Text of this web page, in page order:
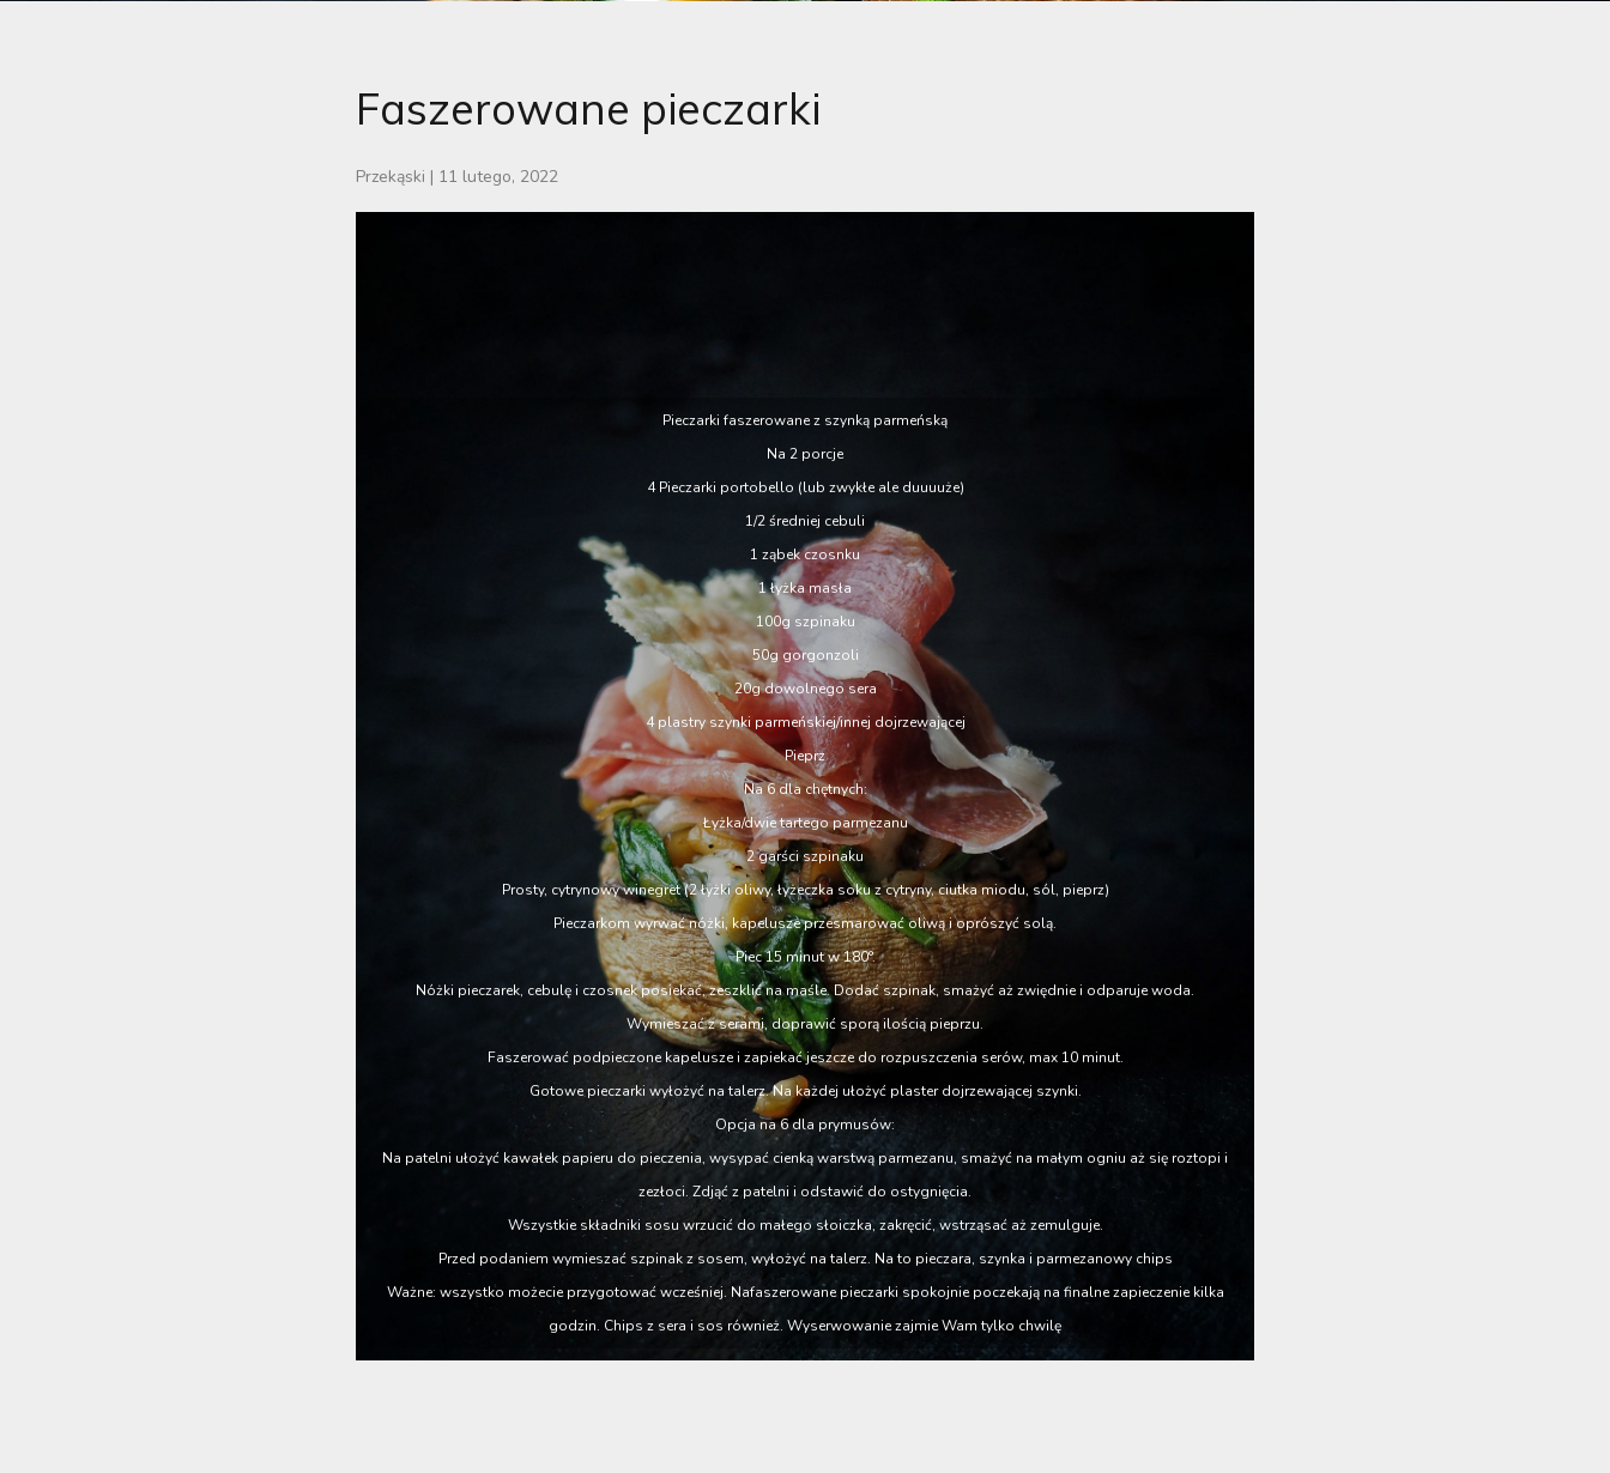
Faszerowane pieczarki
Przekąski | 11 lutego, 2022
Pieczarki faszerowane z szynką parmeńską
Na 2 porcje
4 Pieczarki portobello (lub zwykłe ale duuuuże)
1/2 średniej cebuli
1 ząbek czosnku
1 łyżka masła
100g szpinaku
50g gorgonzoli
20g dowolnego sera
4 plastry szynki parmeńskiej/innej dojrzewającej
Pieprz
Na 6 dla chętnych:
Łyżka/dwie tartego parmezanu
2 garści szpinaku
Prosty, cytrynowy winegret (2 łyżki oliwy, łyżeczka soku z cytryny, ciutka miodu, sól, pieprz)
Pieczarkom wyrwać nóżki, kapelusze przesmarować oliwą i oprószyć solą.
Piec 15 minut w 180°.
Nóżki pieczarek, cebulę i czosnek posiekać, zeszklić na maśle. Dodać szpinak, smażyć aż zwiędnie i odparuje woda.
Wymieszać z serami, doprawić sporą ilością pieprzu.
Faszerować podpieczone kapelusze i zapiekać jeszcze do rozpuszczenia serów, max 10 minut.
Gotowe pieczarki wyłożyć na talerz. Na każdej ułożyć plaster dojrzewającej szynki.
Opcja na 6 dla prymusów:
Na patelni ułożyć kawałek papieru do pieczenia, wysypać cienką warstwą parmezanu, smażyć na małym ogniu aż się roztopi i
zezłoci. Zdjąć z patelni i odstawić do ostygnięcia.
Wszystkie składniki sosu wrzucić do małego słoiczka, zakręcić, wstrząsać aż zemulguje.
Przed podaniem wymieszać szpinak z sosem, wyłożyć na talerz. Na to pieczara, szynka i parmezanowy chips
Ważne: wszystko możecie przygotować wcześniej. Nafaszerowane pieczarki spokojnie poczekają na finalne zapieczenie kilka
godzin. Chips z sera i sos również. Wyserwowanie zajmie Wam tylko chwilę